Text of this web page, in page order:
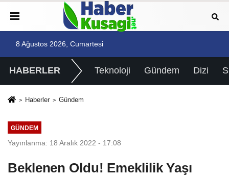
8 Ağustos 2026, Cumartesi
HABERLER Teknoloji Gündem Dizi
Haberler Gündem
GÜNDEM
Yayınlanma: 18 Aralık 2022 - 17:08
Beklenen Oldu! Emeklilik Yaşı